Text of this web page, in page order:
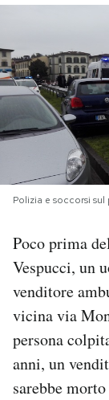
I MIEI
SHOP
CALENDARIO
AREA
Area
Newsletter
Notifiche
Regala il
Polizia e soccorsi
Poco prima
Vespucci, un
venditore
vicina via
persona
anni, un
sarebbe